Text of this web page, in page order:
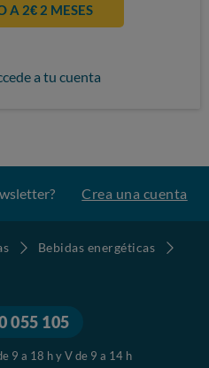
A 2€ 2 MESES
a tu cuenta
Crea una cuenta
Bebidas energéticas
055 105
9 a 18 h y V de 9 a 14 h